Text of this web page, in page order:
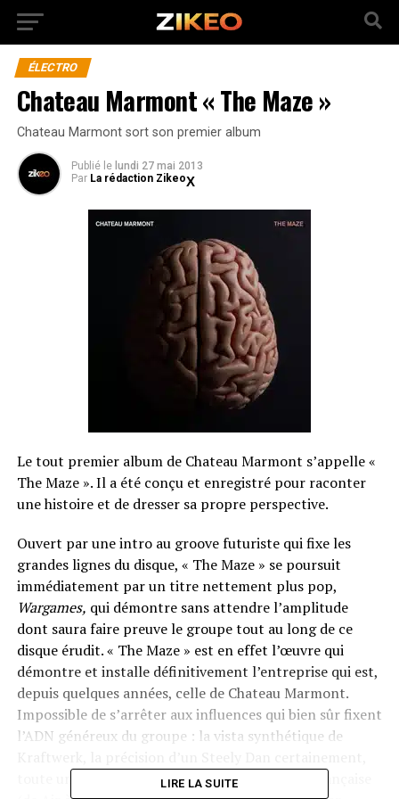
ÉLECTRO
Chateau Marmont « The Maze »
Chateau Marmont sort son premier album
Publié le lundi 27 mai 2013
Par La rédaction Zikeo
Le tout premier album de Chateau Marmont s’appelle «
The Maze ». Il a été conçu et enregistré pour raconter
une histoire et de dresser sa propre perspective.
Ouvert par une intro au groove futuriste qui fixe les
grandes lignes du disque, « The Maze » se poursuit
immédiatement par un titre nettement plus pop,
Wargames, qui démontre sans attendre l’amplitude
dont saura faire preuve le groupe tout au long de ce
disque érudit. « The Maze » est en effet l’œuvre qui
démontre et installe définitivement l’entreprise qui est,
depuis quelques années, celle de Chateau Marmont.
Impossible de s’arrêter aux influences qui bien sûr fixent
l’ADN généreux du groupe : la vista synthétique de
toute une descendance pop et mélodique à la française
LIRE LA SUITE